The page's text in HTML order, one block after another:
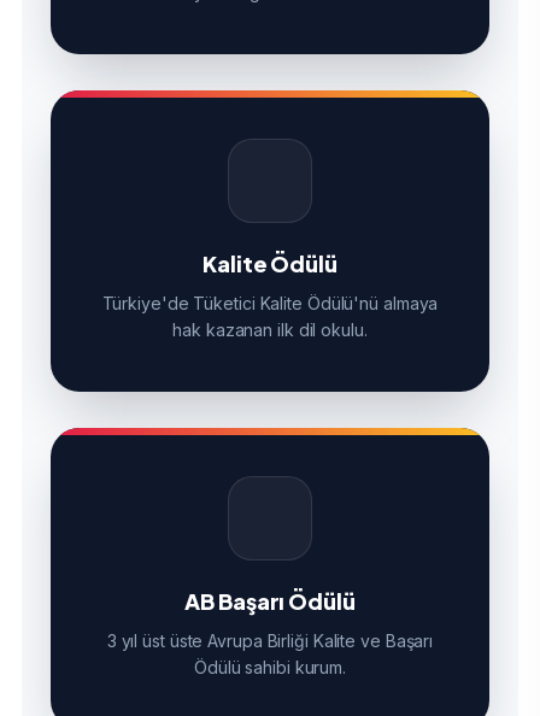
Kalite Ödülü
Türkiye'de Tüketici Kalite Ödülü'nü almaya
hak kazanan ilk dil okulu.
AB Başarı Ödülü
3 yıl üst üste Avrupa Birliği Kalite ve Başarı
Ödülü sahibi kurum.